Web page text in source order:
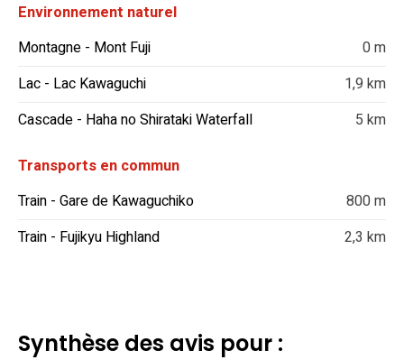
Environnement naturel
Montagne - Mont Fuji
0 m
Lac - Lac Kawaguchi
1,9 km
Cascade - Haha no Shirataki Waterfall
5 km
Transports en commun
Train - Gare de Kawaguchiko
800 m
Train - Fujikyu Highland
2,3 km
Synthèse des avis pour :